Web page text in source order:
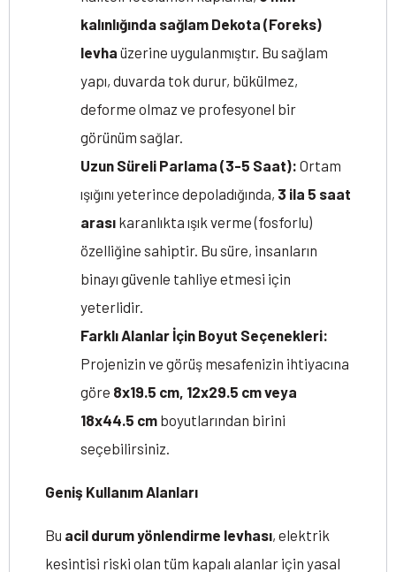
kalınlığında sağlam Dekota (Foreks)
levha üzerine uygulanmıştır. Bu sağlam
yapı, duvarda tok durur, bükülmez,
deforme olmaz ve profesyonel bir
görünüm sağlar.
Uzun Süreli Parlama (3-5 Saat): Ortam
ışığını yeterince depoladığında, 3 ila 5 saat
arası karanlıkta ışık verme (fosforlu)
özelliğine sahiptir. Bu süre, insanların
binayı güvenle tahliye etmesi için
yeterlidir.
Farklı Alanlar İçin Boyut Seçenekleri:
Projenizin ve görüş mesafenizin ihtiyacına
göre 8x19.5 cm, 12x29.5 cm veya
18x44.5 cm boyutlarından birini
seçebilirsiniz.
Geniş Kullanım Alanları
Bu acil durum yönlendirme levhası, elektrik
kesintisi riski olan tüm kapalı alanlar için yasal